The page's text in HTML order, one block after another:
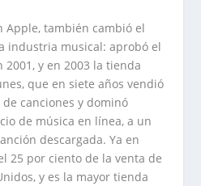
Apple, también cambió el
industria musical: aprobó el
y en 2003 la tienda
que en siete años vendió
canciones y dominó
de música en línea, a un
descargada. Ya en
25 por ciento de la venta de
y es la mayor tienda